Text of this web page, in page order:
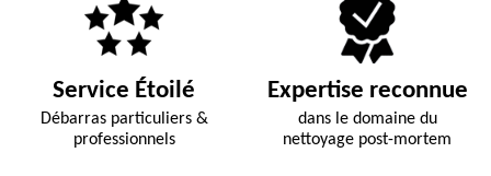
Service Étoilé
Débarras particuliers &
professionnels
Expertise reconnue
dans le domaine du
nettoyage post-mortem